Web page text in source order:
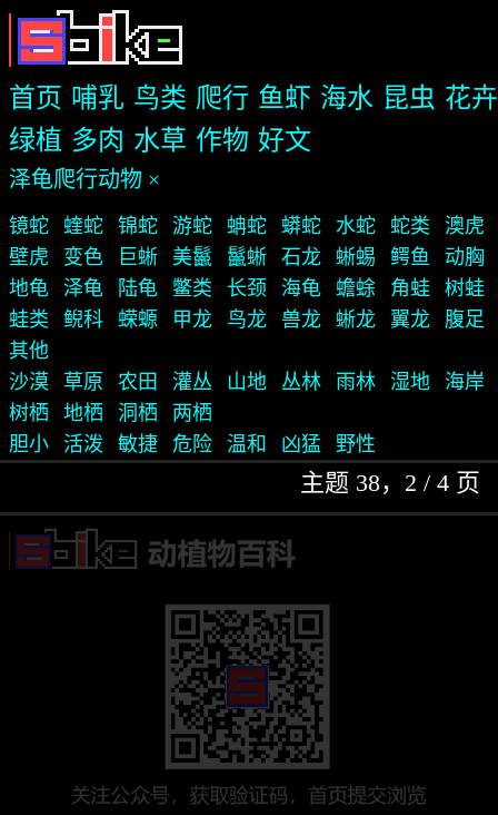
首页 哺乳 鸟类 爬行 鱼虾 海水 昆虫 花卉
绿植 多肉 水草 作物 好文
泽龟爬行动物 ×
镜蛇 蝰蛇 锦蛇 游蛇 蚺蛇 蟒蛇 水蛇 蛇类
澳虎
壁虎
变色 巨蜥 美鬣 鬣蜥 石龙 蜥蜴 鳄鱼
动胸
地龟
泽龟 陆龟 鳖类 长颈 海龟 蟾蜍 角蛙
树蛙
蛙类
鲵科 蝾螈 甲龙 鸟龙 兽龙 蜥龙 翼龙
腹足
其他
沙漠
草原 农田 灌丛 山地 丛林 雨林 湿地
海岸
树栖
地栖 洞栖
两栖
胆小
活泼 敏捷 危险 温和 凶猛 野性
主题 38，2 / 4 页